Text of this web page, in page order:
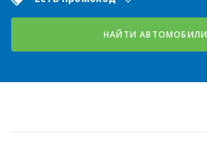
НАЙТИ АВТОМОБИЛИ